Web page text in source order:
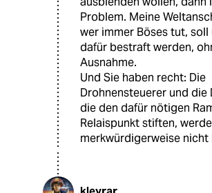
Problem. Meine
wer immer Böses tut, soll
dafür bestraft werden,
Ausnahme.
Und Sie haben recht: Die
Drohnensteuerer und die
die den dafür nötigen
Relaispunkt stiften,
merkwürdigerweise